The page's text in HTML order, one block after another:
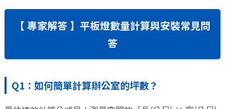
【 專家解答 】平板燈數量計算與安裝常見問
答
Q1：如何簡單計算辦公室的坪數？